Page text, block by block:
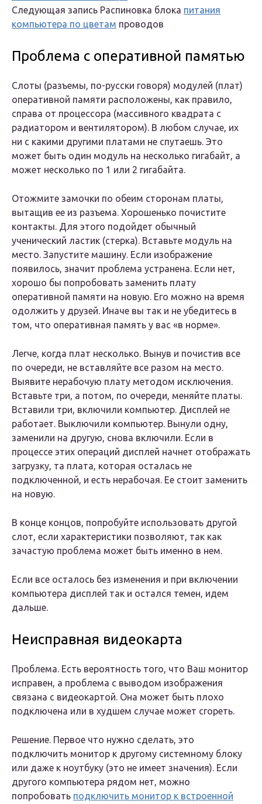
Следующая запись Распиновка блока питания
компьютера по цветам проводов
Проблема с оперативной памятью
Слоты (разъемы, по-русски говоря) модулей (плат)
оперативной памяти расположены, как правило,
справа от процессора (массивного квадрата с
радиатором и вентилятором). В любом случае, их
ни с какими другими платами не спутаешь. Это
может быть один модуль на несколько гигабайт, а
может несколько по 1 или 2 гигабайта.
Отожмите замочки по обеим сторонам платы,
вытащив ее из разъема. Хорошенько почистите
контакты. Для этого подойдет обычный
ученический ластик (стерка). Вставьте модуль на
место. Запустите машину. Если изображение
появилось, значит проблема устранена. Если нет,
хорошо бы попробовать заменить плату
оперативной памяти на новую. Его можно на время
одолжить у друзей. Иначе вы так и не убедитесь в
том, что оперативная память у вас «в норме».
Легче, когда плат несколько. Вынув и почистив все
по очереди, не вставляйте все разом на место.
Выявите нерабочую плату методом исключения.
Вставьте три, а потом, по очереди, меняйте платы.
Вставили три, включили компьютер. Дисплей не
работает. Выключили компьютер. Вынули одну,
заменили на другую, снова включили. Если в
процессе этих операций дисплей начнет отображать
загрузку, та плата, которая осталась не
подключенной, и есть нерабочая. Ее стоит заменить
на новую.
В конце концов, попробуйте использовать другой
слот, если характеристики позволяют, так как
зачастую проблема может быть именно в нем.
Если все осталось без изменения и при включении
компьютера дисплей так и остался темен, идем
дальше.
Неисправная видеокарта
Проблема. Есть вероятность того, что Ваш монитор
исправен, а проблема с выводом изображения
связана с видеокартой. Она может быть плохо
подключена или в худшем случае может сгореть.
Решение. Первое что нужно сделать, это
подключить монитор к другому системному блоку
или даже к ноутбуку (это не имеет значения). Если
другого компьютера рядом нет, можно
попробовать подключить монитор к встроенной